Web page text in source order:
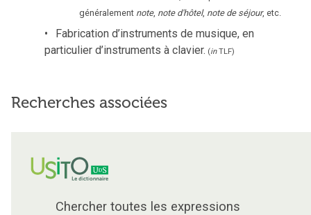
généralement note, note d'hôtel, note de séjour, etc.
Fabrication d’instruments de musique, en
particulier d’instruments à clavier. (inTLF)
Recherches associées
Chercher toutes les expressions